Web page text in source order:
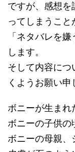
ですが、感想を
ってしまうこと
「ネタバレを
します。
そして内容に
くようお願い申
ボニーが生まれ
ボニーの子供の
ボニーの母親、